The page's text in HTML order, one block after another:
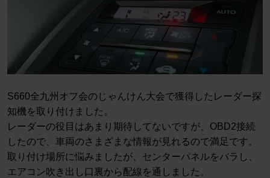
S660全九州オフ会のじゃんけん大会で獲得したレーダー探
知機を取り付けました。
レーダーの役目はあまり期待してないですが、OBD2接続
したので、車両のさまざまな情報が見れるので満足です。
取り付け場所に悩みましたが、センターパネルをバラし、
エアコン吹き出し口裏から配線を通しました。